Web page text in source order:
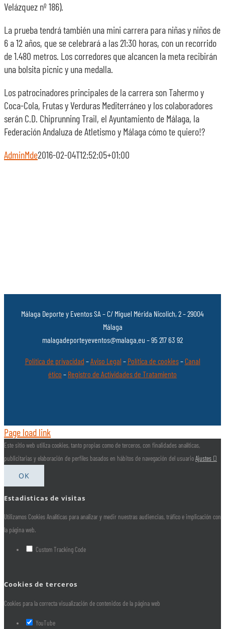
Velázquez nº 186).
La prueba tendrá también una mini carrera para niñas y niños de
6 a 12 años, que se celebrará a las 21:30 horas, con un recorrido
de 1.480 metros. Los corredores que alcancen la meta recibirán
una bolsita picnic y una medalla.
Los patrocinadores principales de la carrera son Tahermo y
Coca-Cola, Frutas y Verduras Mediterráneo y los colaboradores
serán C.D. Chiprunning Trail, el Ayuntamiento de Málaga, la
Federación Andaluza de Atletismo y Málaga cómo te quiero!?
AdminMde2016-02-04T12:52:05+01:00
Málaga Deporte y Eventos SA – C/ Miguel Mérida Nicolich, 2 – 29004
Málaga
malagadeporteyeventos@malaga.eu – 95 217 63 92
Política de privacidad –Aviso Legal – Política de cookies–Canal
ético – Registro de Actividades de Tratamiento
Page load link
Este sitio web utiliza cookies, tanto propias como de terceros, con finalidades analíticas,
publicitarias y elaboración de perfiles basados en hábitos de navegación del usuarioAjustes
OK
Estadisticas de visitas
Utilizamos Cookies Analíticas para analizar y medir nuestras audiencias, tráfico e implicación con
la página web.
Custom Tracking Code
Cookies de terceros
Cookies para la correcta visualización de contenidos de la página web
YouTube